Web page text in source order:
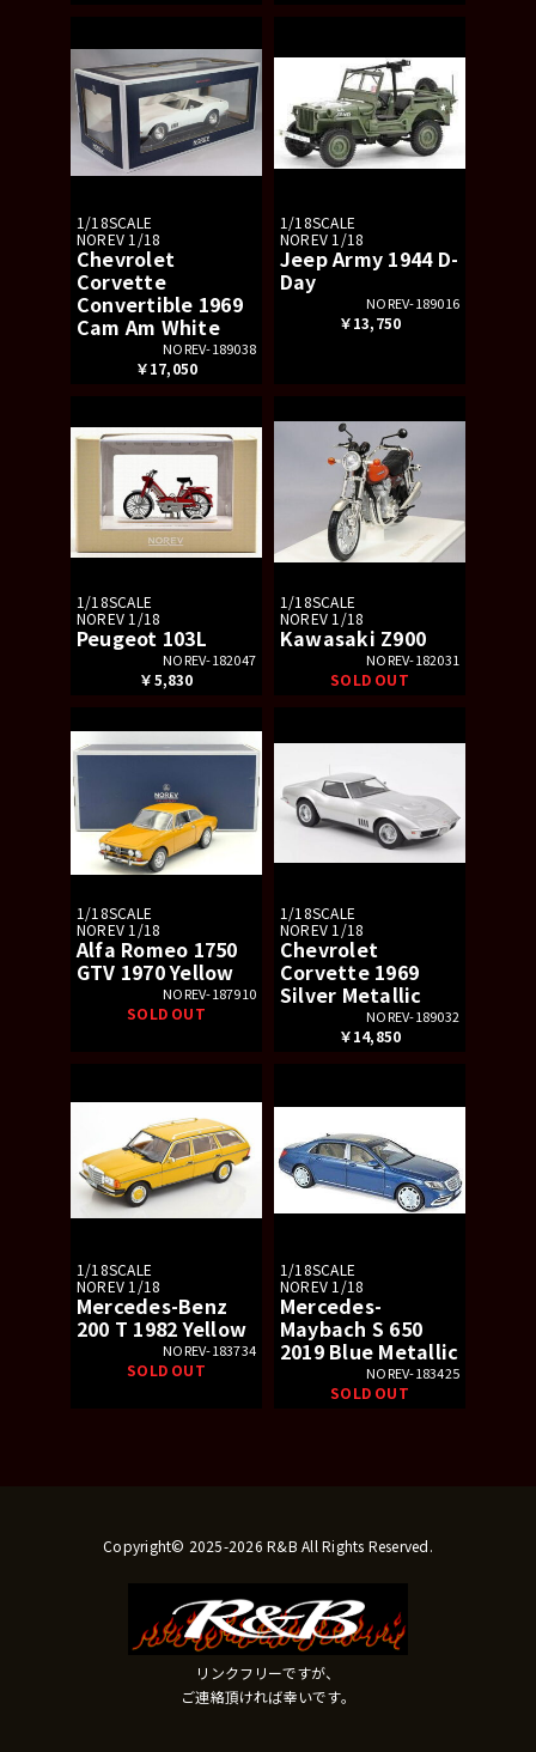
1/18SCALE
NOREV 1/18
Chevrolet
Corvette
Convertible 1969
Cam Am White
NOREV-189038
￥17,050
1/18SCALE
NOREV 1/18
Jeep Army 1944 D-
Day
NOREV-189016
￥13,750
1/18SCALE
NOREV 1/18
Peugeot 103L
NOREV-182047
￥5,830
1/18SCALE
NOREV 1/18
Kawasaki Z900
NOREV-182031
SOLD OUT
1/18SCALE
NOREV 1/18
Alfa Romeo 1750
GTV 1970 Yellow
NOREV-187910
SOLD OUT
1/18SCALE
NOREV 1/18
Chevrolet
Corvette 1969
Silver Metallic
NOREV-189032
￥14,850
1/18SCALE
NOREV 1/18
Mercedes-Benz
200 T 1982 Yellow
NOREV-183734
SOLD OUT
1/18SCALE
NOREV 1/18
Mercedes-
Maybach S 650
2019 Blue Metallic
NOREV-183425
SOLD OUT
Copyright© 2025-2026 R&B All Rights Reserved.
リンクフリーですが、
ご連絡頂ければ幸いです。